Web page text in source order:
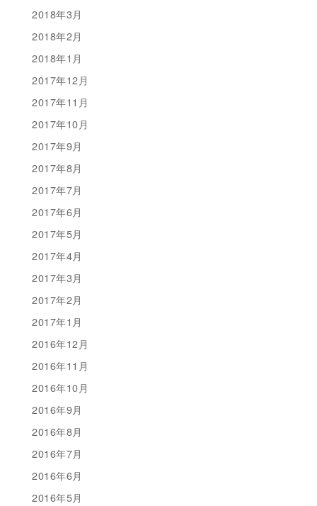
2018年3月
2018年2月
2018年1月
2017年12月
2017年11月
2017年10月
2017年9月
2017年8月
2017年7月
2017年6月
2017年5月
2017年4月
2017年3月
2017年2月
2017年1月
2016年12月
2016年11月
2016年10月
2016年9月
2016年8月
2016年7月
2016年6月
2016年5月